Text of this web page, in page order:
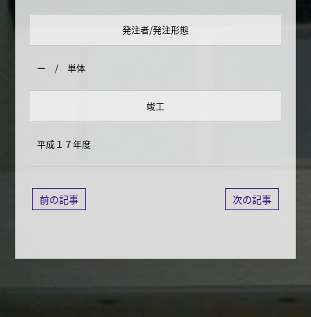
発注者/発注形態
ー / 単体
竣工
平成１７年度
前の記事 次の記事